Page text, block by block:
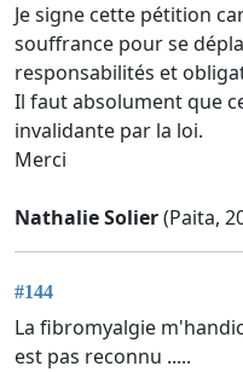
Je signe cette pétition
souffrance pour se
responsabilités et
Il faut absolument que
invalidante par la loi.
Merci
Nathalie Solier(Paita,
#144
La fibromyalgie
est pas reconnu .....